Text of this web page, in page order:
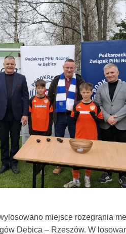
miejsce rozegrania
Dębica – Rzeszów. W